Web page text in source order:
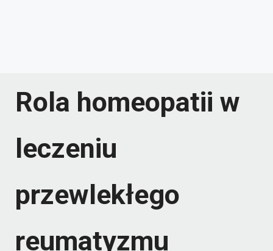
Rola homeopatii w
leczeniu
przewlekłego
reumatyzmu